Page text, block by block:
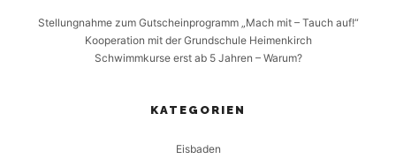
Stellungnahme zum Gutscheinprogramm „Mach mit – Tauch auf!“
Kooperation mit der Grundschule Heimenkirch
Schwimmkurse erst ab 5 Jahren – Warum?
KATEGORIEN
Eisbaden